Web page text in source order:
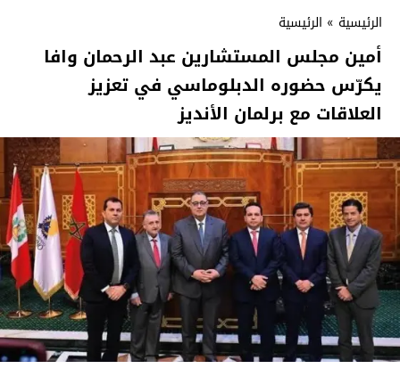
الرئيسية » الرئيسية
أمين مجلس المستشارين عبد الرحمان وافا
يكرّس حضوره الدبلوماسي في تعزيز
العلاقات مع برلمان الأنديز